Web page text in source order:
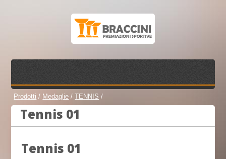
Prodotti / Medaglie /TENNIS /
Tennis 01
Tennis 01